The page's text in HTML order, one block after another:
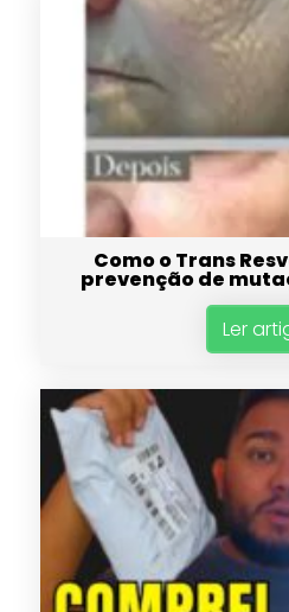
Como o Trans
prevenção de
Ler